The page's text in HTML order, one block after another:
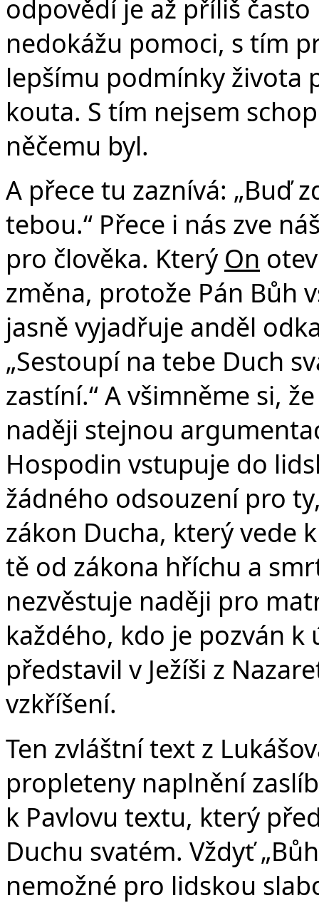
odpovědí je až příliš
nedokážu pomoci, s tím
lepšímu podmínky života
kouta. S tím nejsem
něčemu byl.
A přece tu zaznívá: „Buď
tebou.“ Přece i nás zve
pro člověka. Který On
změna, protože Pán Bůh
jasně vyjadřuje anděl
„Sestoupí na tebe Duch
zastíní.“ A všimněme si,
naději stejnou
Hospodin vstupuje do
žádného odsouzení pro
zákon Ducha, který vede
tě od zákona hříchu a
nezvěstuje naději pro
každého, kdo je pozván
představil v Ježíši z
vzkříšení.
Ten zvláštní text z
propleteny naplnění
k Pavlovu textu, který
Duchu svatém. Vždyť
nemožné pro lidskou